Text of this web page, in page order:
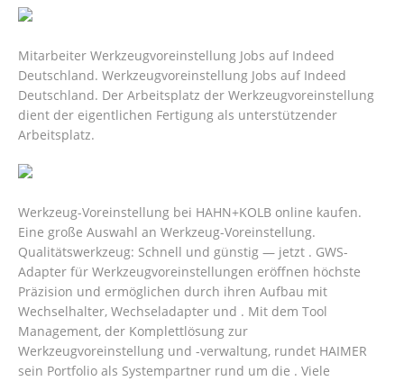
Mitarbeiter Werkzeugvoreinstellung Jobs auf Indeed
Deutschland. Werkzeugvoreinstellung Jobs auf Indeed
Deutschland. Der Arbeitsplatz der Werkzeugvoreinstellung
dient der eigentlichen Fertigung als unterstützender
Arbeitsplatz.
Werkzeug-Voreinstellung bei HAHN+KOLB online kaufen.
Eine große Auswahl an Werkzeug-Voreinstellung.
Qualitätswerkzeug: Schnell und günstig — jetzt . GWS-
Adapter für Werkzeugvoreinstellungen eröffnen höchste
Präzision und ermöglichen durch ihren Aufbau mit
Wechselhalter, Wechseladapter und . Mit dem Tool
Management, der Komplettlösung zur
Werkzeugvoreinstellung und -verwaltung, rundet HAIMER
sein Portfolio als Systempartner rund um die . Viele